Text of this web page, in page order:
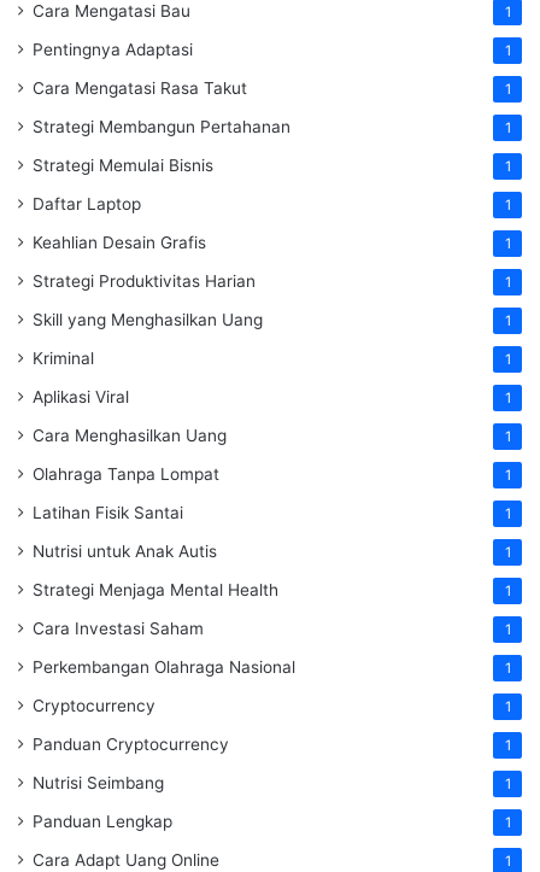
Cara Mengatasi Bau 1
Pentingnya Adaptasi 1
Cara Mengatasi Rasa Takut 1
Strategi Membangun Pertahanan 1
Strategi Memulai Bisnis 1
Daftar Laptop 1
Keahlian Desain Grafis 1
Strategi Produktivitas Harian 1
Skill yang Menghasilkan Uang 1
Kriminal 1
Aplikasi Viral 1
Cara Menghasilkan Uang 1
Olahraga Tanpa Lompat 1
Latihan Fisik Santai 1
Nutrisi untuk Anak Autis 1
Strategi Menjaga Mental Health 1
Cara Investasi Saham 1
Perkembangan Olahraga Nasional 1
Cryptocurrency 1
Panduan Cryptocurrency 1
Nutrisi Seimbang 1
Panduan Lengkap 1
Cara Adapt Uang Online 1